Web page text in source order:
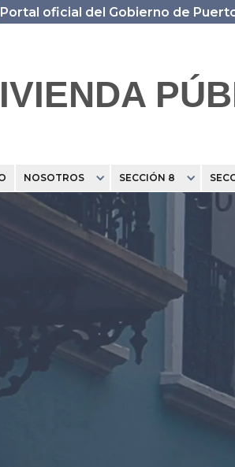
Portal oficial del Gobierno de
NOSOTROS SECCIÓN 8